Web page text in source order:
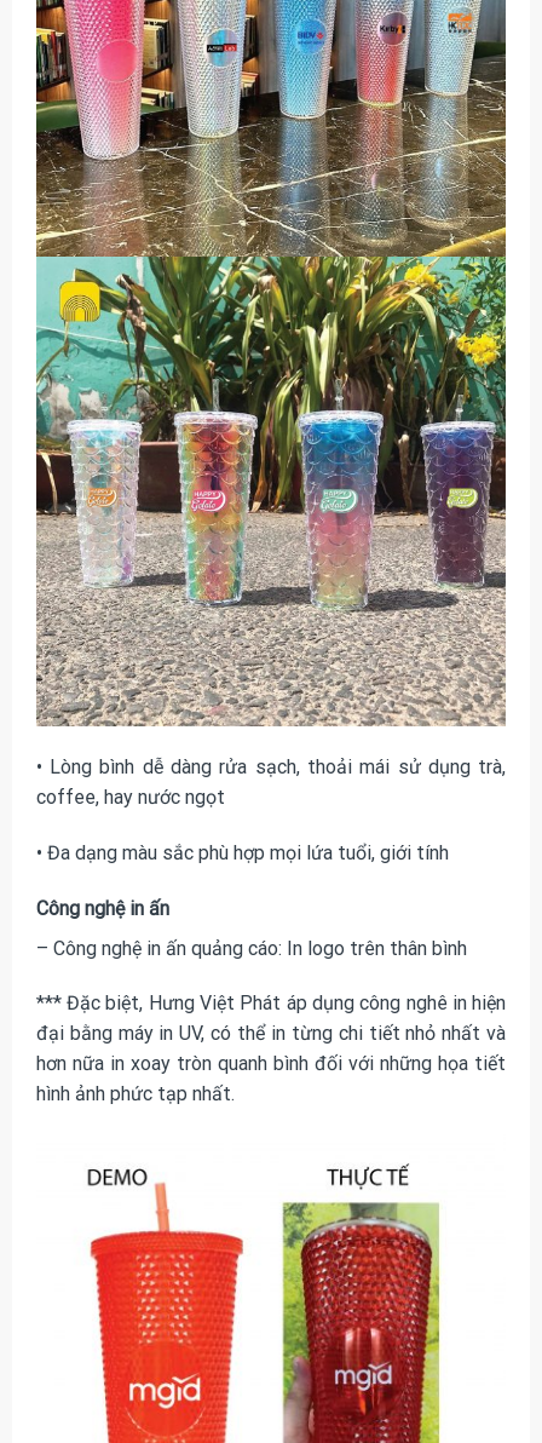
• Lòng bình dễ dàng rửa sạch, thoải mái sử dụng trà,
coffee, hay nước ngọt
• Đa dạng màu sắc phù hợp mọi lứa tuổi, giới tính
Công nghệ in ấn
– Công nghệ in ấn quảng cáo: In logo trên thân bình
*** Đặc biệt, Hưng Việt Phát áp dụng công nghê in hiện
đại bằng máy in UV, có thể in từng chi tiết nhỏ nhất và
hơn nữa in xoay tròn quanh bình đối với những họa tiết
hình ảnh phức tạp nhất.